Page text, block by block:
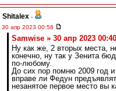
Shitalex -
30 апр 2023 00:58
Samwise » 30 апр 2023 00:40
Ну как же, 2 вторых места,
конечно, ну так у Зенита
по-любому.
До сих пор помню 2009 год
вправе ли Федун
незанятое первое место вы